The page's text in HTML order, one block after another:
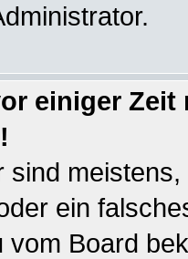
einiger
sind
ein
vom Board